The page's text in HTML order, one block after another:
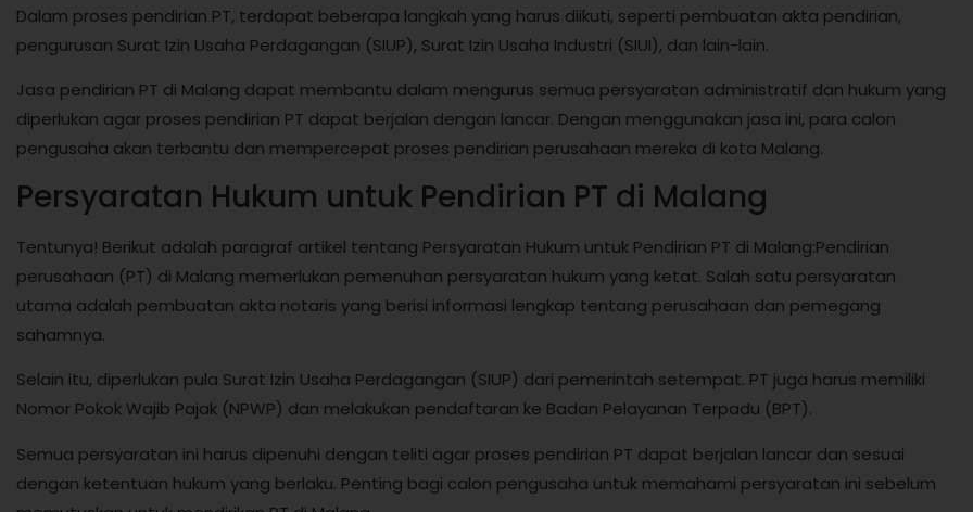
Dalam proses pendirian PT, terdapat beberapa langkah yang harus diikuti, seperti pembuatan akta pendirian,
pengurusan Surat Izin Usaha Perdagangan (SIUP), Surat Izin Usaha Industri (SIUI), dan lain-lain.
Jasa pendirian PT di Malang dapat membantu dalam mengurus semua persyaratan administratif dan hukum yang
diperlukan agar proses pendirian PT dapat berjalan dengan lancar. Dengan menggunakan jasa ini, para calon
pengusaha akan terbantu dan mempercepat proses pendirian perusahaan mereka di kota Malang.
Persyaratan Hukum untuk Pendirian PT di Malang
Tentunya! Berikut adalah paragraf artikel tentang Persyaratan Hukum untuk Pendirian PT di Malang:Pendirian
perusahaan (PT) di Malang memerlukan pemenuhan persyaratan hukum yang ketat. Salah satu persyaratan
utama adalah pembuatan akta notaris yang berisi informasi lengkap tentang perusahaan dan pemegang
sahamnya.
Selain itu, diperlukan pula Surat Izin Usaha Perdagangan (SIUP) dari pemerintah setempat. PT juga harus memiliki
Nomor Pokok Wajib Pajak (NPWP) dan melakukan pendaftaran ke Badan Pelayanan Terpadu (BPT).
Semua persyaratan ini harus dipenuhi dengan teliti agar proses pendirian PT dapat berjalan lancar dan sesuai
dengan ketentuan hukum yang berlaku. Penting bagi calon pengusaha untuk memahami persyaratan ini sebelum